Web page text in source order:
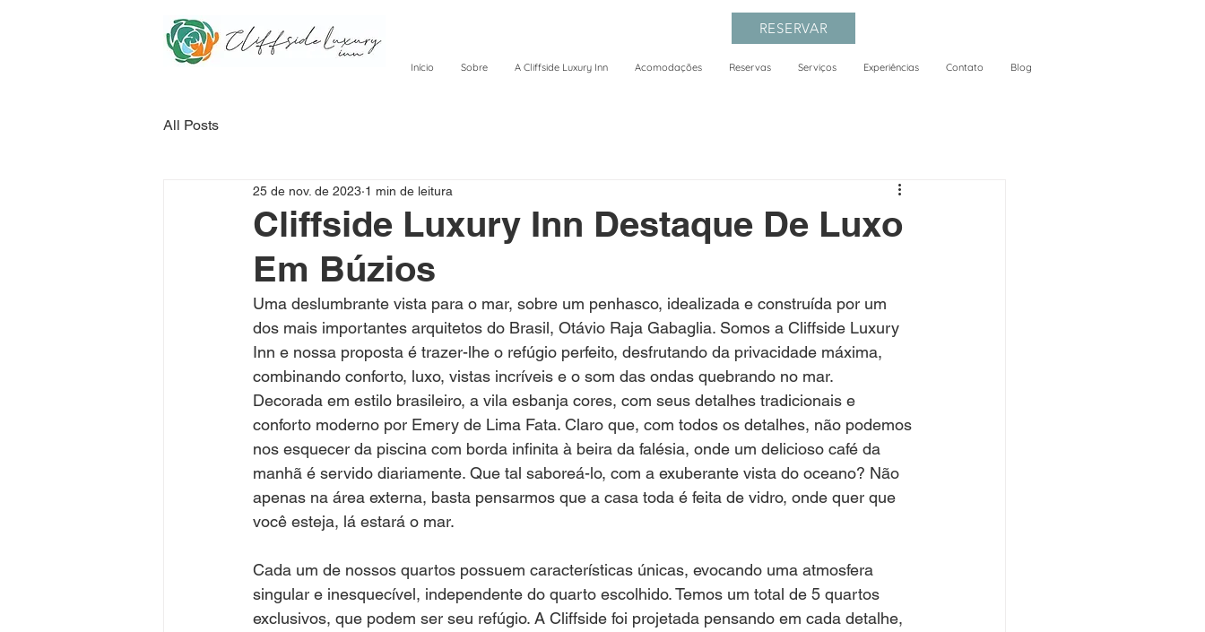
Início Sobre A Cliffside Luxury Inn Acomodações Reservas Serviços Experiências Contato Blog
RESERVAR
All Posts
Cliffside Luxury Inn Destaque De Luxo
Em Búzios
25 de nov. de 2023 1 min de leitura
Uma deslumbrante vista para o mar, sobre um penhasco, idealizada e construída por um
dos mais importantes arquitetos do Brasil, Otávio Raja Gabaglia. Somos a Cliffside Luxury
Inn e nossa proposta é trazer-lhe o refúgio perfeito, desfrutando da privacidade máxima,
combinando conforto, luxo, vistas incríveis e o som das ondas quebrando no mar.
Decorada em estilo brasileiro, a vila esbanja cores, com seus detalhes tradicionais e
conforto moderno por Emery de Lima Fata. Claro que, com todos os detalhes, não podemos
nos esquecer da piscina com borda infinita à beira da falésia, onde um delicioso café da
manhã é servido diariamente. Que tal saboreá-lo, com a exuberante vista do oceano? Não
apenas na área externa, basta pensarmos que a casa toda é feita de vidro, onde quer que
você esteja, lá estará o mar.
Cada um de nossos quartos possuem características únicas, evocando uma atmosfera
singular e inesquecível, independente do quarto escolhido. Temos um total de 5 quartos
exclusivos, que podem ser seu refúgio. A Cliffside foi projetada pensando em cada detalhe,